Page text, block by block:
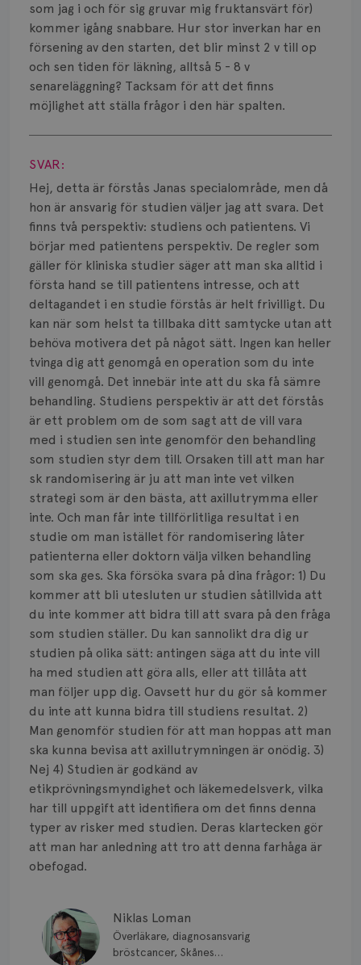
som jag i och för sig gruvar mig fruktansvärt för)
kommer igång snabbare. Hur stor inverkan har en
försening av den starten, det blir minst 2 v till op
och sen tiden för läkning, alltså 5 - 8 v
senareläggning? Tacksam för att det finns
möjlighet att ställa frågor i den här spalten.
Visa svar
SVAR:
Hej, detta är förstås Janas specialområde, men då
hon är ansvarig för studien väljer jag att svara. Det
finns två perspektiv: studiens och patientens. Vi
börjar med patientens perspektiv. De regler som
gäller för kliniska studier säger att man ska alltid i
första hand se till patientens intresse, och att
deltagandet i en studie förstås är helt frivilligt. Du
kan när som helst ta tillbaka ditt samtycke utan att
behöva motivera det på något sätt. Ingen kan heller
tvinga dig att genomgå en operation som du inte
vill genomgå. Det innebär inte att du ska få sämre
behandling. Studiens perspektiv är att det förstås
är ett problem om de som sagt att de vill vara
med i studien sen inte genomför den behandling
som studien styr dem till. Orsaken till att man har
sk randomisering är ju att man inte vet vilken
strategi som är den bästa, att axillutrymma eller
inte. Och man får inte tillförlitliga resultat i en
studie om man istället för randomisering låter
patienterna eller doktorn välja vilken behandling
som ska ges. Ska försöka svara på dina frågor: 1) Du
kommer att bli utesluten ur studien såtillvida att
du inte kommer att bidra till att svara på den fråga
som studien ställer. Du kan sannolikt dra dig ur
studien på olika sätt: antingen säga att du inte vill
ha med studien att göra alls, eller att tillåta att
man följer upp dig. Oavsett hur du gör så kommer
du inte att kunna bidra till studiens resultat. 2)
Man genomför studien för att man hoppas att man
ska kunna bevisa att axillutrymningen är onödig. 3)
Nej 4) Studien är godkänd av
etikprövningsmyndighet och läkemedelsverk, vilka
har till uppgift att identifiera om det finns denna
typer av risker med studien. Deras klartecken gör
att man har anledning att tro att denna farhåga är
obefogad.
Niklas Loman
Överläkare, diagnosansvarig
bröstcancer, Skånes
Strålning
Vätska